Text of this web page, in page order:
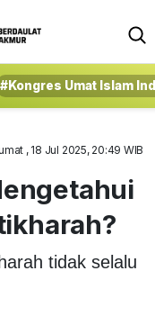
#Kongres Umat Islam
, 18 Jul 2025, 20:49 WIB
tidak selalu